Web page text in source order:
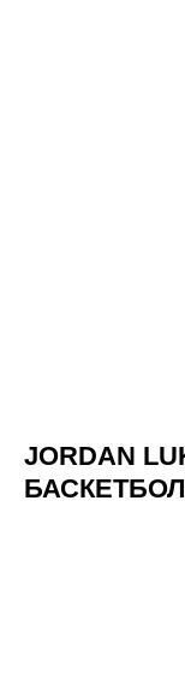
JORDAN